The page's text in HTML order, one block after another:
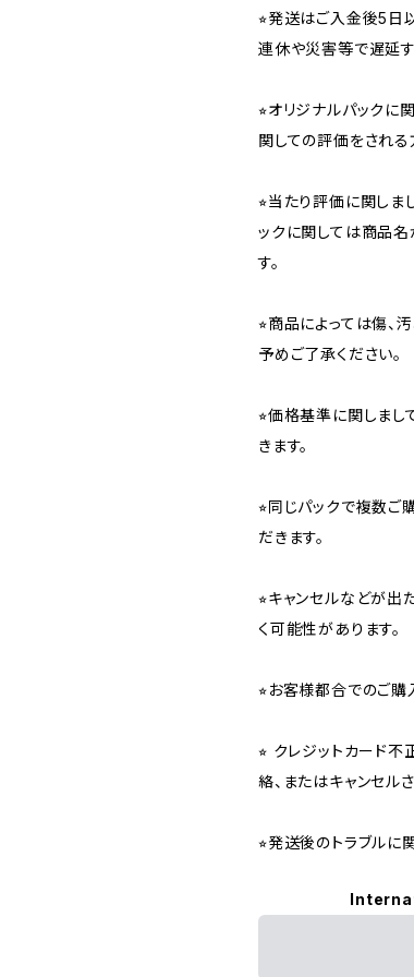
⭐︎発送はご入金後5日
連休や災害等で遅延す
⭐︎オリジナルパックに
関しての評価をされる
⭐︎当たり評価に関しま
ックに関しては商品
す。
⭐︎商品によっては傷、
予めご了承ください。
⭐︎価格基準に関しまし
きます。
⭐︎同じパックで複数
だきます。
⭐︎キャンセルなどが
く可能性があります。
⭐︎お客様都合でのご購
⭐︎ クレジットカード
絡、またはキャンセル
⭐︎発送後のトラブルに